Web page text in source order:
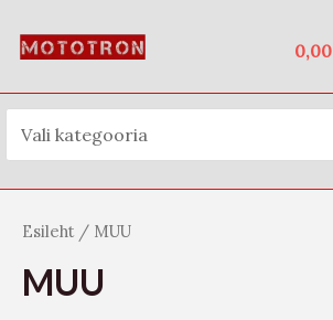
0,00
t
s
Esileht / MUU
MUU